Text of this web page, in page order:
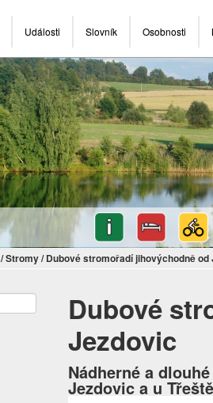
Události Slovník Osobnosti
/Stromy/ Dubové stromořadí jihovýchodně od
Dubové
Jezdovic
Nádherné a
Jezdovic a u